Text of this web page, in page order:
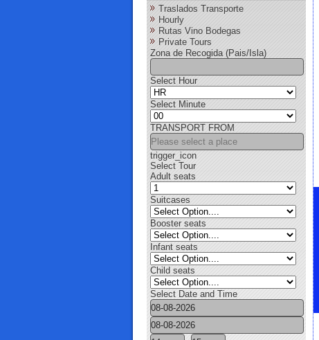
Traslados Transporte
Hourly
Rutas Vino Bodegas
Private Tours
Zona de Recogida (Pais/Isla)
Select Hour
Select Minute
TRANSPORT FROM
trigger_icon
Select Tour
Adult seats
Suitcases
Booster seats
Infant seats
Child seats
Select Date and Time